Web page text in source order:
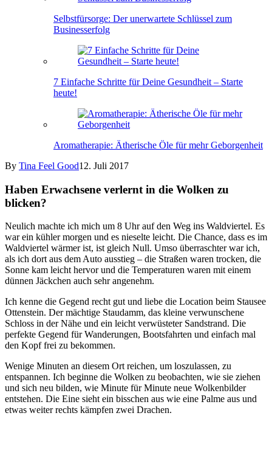
Selbstfürsorge: Der unerwartete Schlüssel zum
Businesserfolg
7 Einfache Schritte für Deine Gesundheit – Starte
heute!
Aromatherapie: Ätherische Öle für mehr Geborgenheit
By Tina Feel Good12. Juli 2017
Haben Erwachsene verlernt in die Wolken zu
blicken?
Neulich machte ich mich um 8 Uhr auf den Weg ins Waldviertel. Es
war ein kühler morgen und es nieselte leicht. Die Chance, dass es im
Waldviertel wärmer ist, ist gleich Null. Umso überraschter war ich,
als ich dort aus dem Auto ausstieg – die Straßen waren trocken, die
Sonne kam leicht hervor und die Temperaturen waren mit einem
dünnen Jäckchen auch sehr angenehm.
Ich kenne die Gegend recht gut und liebe die Location beim Stausee
Ottenstein. Der mächtige Staudamm, das kleine verwunschene
Schloss in der Nähe und ein leicht verwüsteter Sandstrand. Die
perfekte Gegend für Wanderungen, Bootsfahrten und einfach mal
den Kopf frei zu bekommen.
Wenige Minuten an diesem Ort reichen, um loszulassen, zu
entspannen. Ich beginne die Wolken zu beobachten, wie sie ziehen
und sich neu bilden, wie Minute für Minute neue Wolkenbilder
entstehen. Die Eine sieht ein bisschen aus wie eine Palme aus und
etwas weiter rechts kämpfen zwei Drachen.